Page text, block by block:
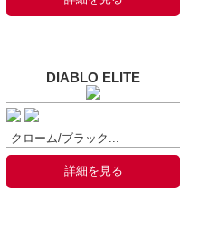
DIABLO ELITE
クローム/ブラック...
詳細を見る